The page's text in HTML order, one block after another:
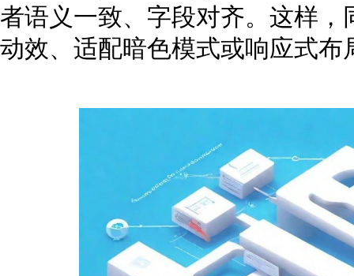
者语义一致、字段对齐。这样
动效、适配暗色模式或响应式